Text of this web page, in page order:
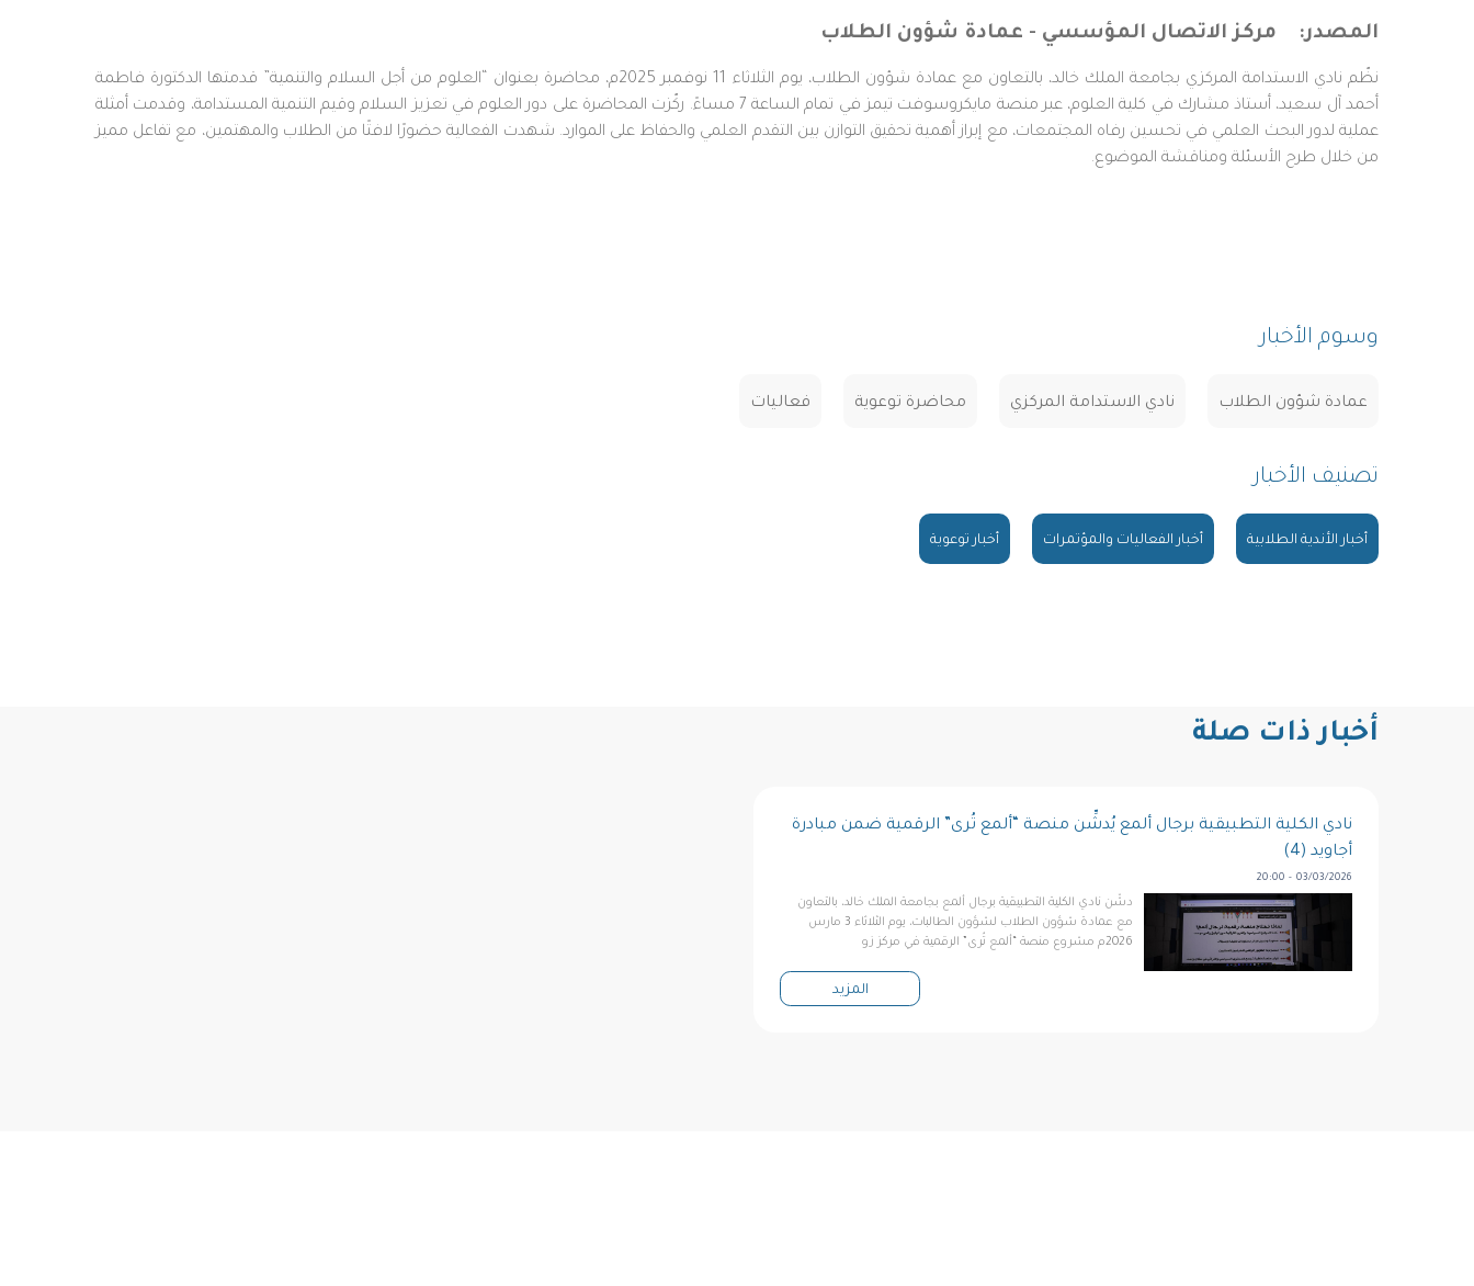
المصدر مركز الاتصال المؤسسي - عمادة شؤون الطلاب
نظّم نادي الاستدامة المركزي بجامعة الملك خالد، بالتعاون مع عمادة شؤون الطلاب، يوم الثلاثاء 11 نوفمبر 2025م، محاضرة بعنوان “العلوم من أجل السلام والتنمية” قدمتها الدكتورة فاطمة
أحمد آل سعيد، أستاذ مشارك في كلية العلوم، عبر منصة مايكروسوفت تيمز في تمام الساعة 7 مساءً. ركّزت المحاضرة على دور العلوم في تعزيز السلام وقيم التنمية المستدامة، وقدمت أمثلة
عملية لدور البحث العلمي في تحسين رفاه المجتمعات، مع إبراز أهمية تحقيق التوازن بين التقدم العلمي والحفاظ على الموارد. شهدت الفعالية حضورًا لافتًا من الطلاب والمهتمين، مع تفاعل مميز
من خلال طرح الأسئلة ومناقشة الموضوع.
وسوم الأخبار
عمادة شؤون الطلاب نادي الاستدامة المركزي محاضرة توعوية فعاليات
تصنيف الأخبار
أخبار الأندية الطلابية أخبار الفعاليات والمؤتمرات أخبار توعوية
أخبار ذات صلة
نادي الكلية التطبيقية برجال ألمع يُدشِّن منصة “ألمع تُرى” الرقمية ضمن مبادرة
أجاويد (4)
03/03/2026 - 20:00
دشّن نادي الكلية التطبيقية برجال ألمع بجامعة الملك خالد، بالتعاون
مع عمادة شؤون الطلاب لشؤون الطالبات، يوم الثلاثاء 3 مارس
2026م مشروع منصة “ألمع تُرى” الرقمية في مركز زو
المزيد